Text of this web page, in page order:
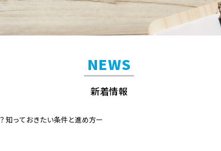
NEWS
新着情報
知っておきたい条件と進め方ー